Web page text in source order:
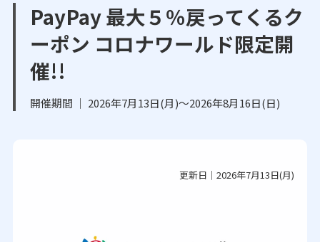
PayPay 最大５％戻ってくるク
ーポン コロナワールド限定開
催!!
開催期間 ｜ 2026年7月13日(月)～2026年8月16日(日)
更新日｜2026年7月13日(月)